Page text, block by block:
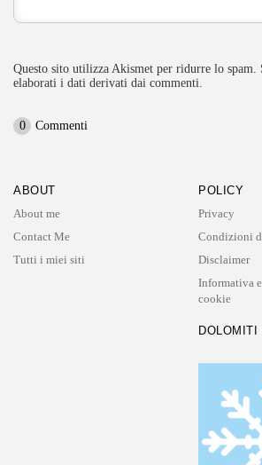
Questo sito utilizza Akismet per ridurre lo spam.
elaborati i dati derivati dai commenti
0 Commenti
ABOUT
About me
Contact Me
Tutti i miei siti
POLICY
Privacy
Condizioni
Disclaimer
Informativa
cookie
DOLOMITI